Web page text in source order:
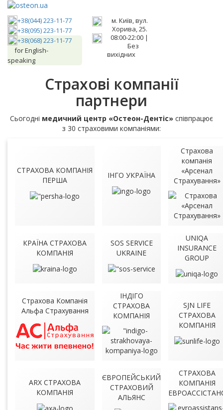
+38(044) 223-11-77
+38(095) 223-11-77
+38(068) 223-11-77
for English-
speaking
м. Київ, вул.
Хорива, 25.
08:00-22:00 |
Без
вихідних
Страхові компанії
партнери
Сьогодні медичний центр «Остеон-Дентіс» співпрацює
з 30 страховими компаніями:
СТРАХОВА КОМПАНІЯ
ПЕРША
ІНГО УКРАЇНА
Страхова
компанія
«Арсенал
Страхування»
КРАЇНА СТРАХОВА
КОМПАНІЯ
SOS SERVICE
UKRAINE
UNIQA
INSURANCE
GROUP
Страхова Компанія
Альфа Страхування
ІНДІГО
СТРАХОВА
КОМПАНІЯ
SJN LIFE
СТРАХОВА
КОМПАНІЯ
ARX СТРАХОВА
КОМПАНІЯ
ЄВРОПЕЙСЬКИЙ
СТРАХОВИЙ
АЛЬЯНС
СТРАХОВА
КОМПАНІЯ